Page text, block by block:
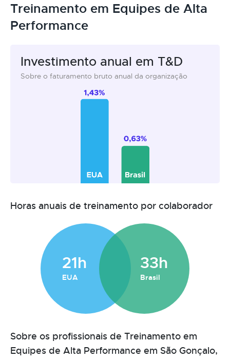
Treinamento em Equipes de Alta
Performance
Investimento anual em T&D
Sobre o faturamento bruto anual da organização
Horas anuais de treinamento por colaborador
21h
EUA
33h
Brasil
Sobre os profissionais de Treinamento em
Equipes de Alta Performance em São Gonçalo,